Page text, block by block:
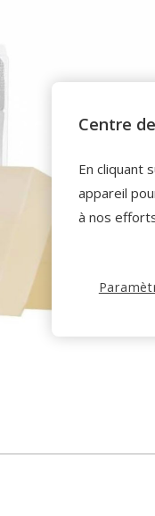
Centre
En cliquant
appareil
à nos